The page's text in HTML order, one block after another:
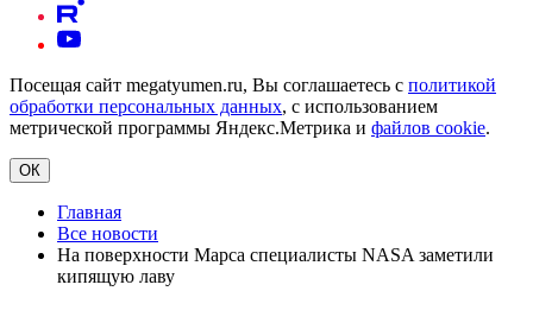
Посещая сайт megatyumen.ru, Вы соглашаетесь с политикой
обработки персональных данных, с использованием
метрической программы Яндекс.Метрика и файлов cookie.
ОК
Главная
Все новости
На поверхности Марса специалисты NASA заметили
кипящую лаву